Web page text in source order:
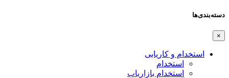
دسته‌بندی‌ها
×
استخدام و کاریابی
استخدام
استخدام بازاریاب